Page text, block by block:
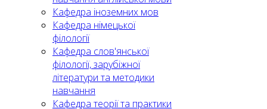
Кафедра іноземних мов
Кафедра німецької
філології
Кафедра слов'янської
філології, зарубіжної
літератури та методики
навчання
Кафедра теорії та практики